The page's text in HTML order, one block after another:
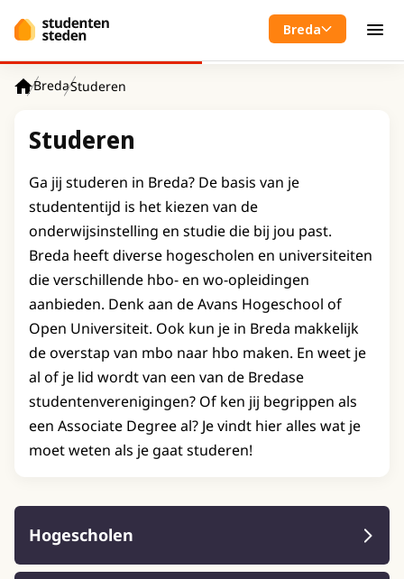
Breda
BredaStuderen
Studeren
Ga jij studeren in Breda? De basis van je
studententijd is het kiezen van de
onderwijsinstelling en studie die bij jou past.
Breda heeft diverse hogescholen en universiteiten
die verschillende hbo- en wo-opleidingen
aanbieden. Denk aan de Avans Hogeschool of
Open Universiteit. Ook kun je in Breda makkelijk
de overstap van mbo naar hbo maken. En weet je
al of je lid wordt van een van de Bredase
studentenverenigingen? Of ken jij begrippen als
een Associate Degree al? Je vindt hier alles wat je
moet weten als je gaat studeren!
Hogescholen